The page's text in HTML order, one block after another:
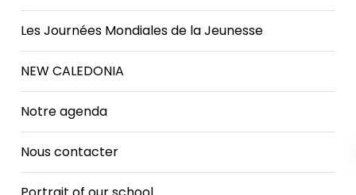
Les Journées Mondiales de la Jeunesse
NEW CALEDONIA
Notre agenda
Nous contacter